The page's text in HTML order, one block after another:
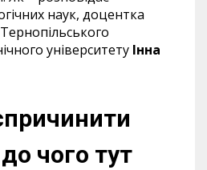
наук, доцентка
університету Інна
чого тут